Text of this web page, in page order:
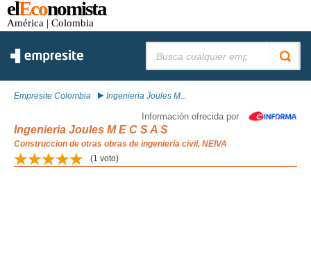
elEconomista
América | Colombia
Empresite Colombia Ingenieria Joules M...
Información ofrecida por
Ingenieria Joules M E C S A S
Construccion de otras obras de ingenieria civil, NEIVA
(1 voto)